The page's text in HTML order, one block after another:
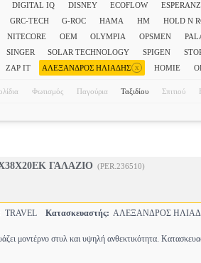
DIGITAL IQ DISNEY ECOFLOW
GRC-TECH G-ROC HAMA HM HOLD N
NITECORE OEM OLYMPIA OPSMEN
SINGER SOLAR TECHNOLOGY SPIGEN
ZAP IT ΑΛΕΞΑΝΔΡΟΣ ΗΛΙΑΔΗΣ x ΗΟΜΙΕ
Φωτισμός Παγούρια Ταξιδίου Σπιτιού
ΓΑΛΑΖΙΟ (PER.236510)
TRAVEL Κατασκευαστής: ΑΛΕΞΑΝΔΡΟΣ
μοντέρνο στυλ και υψηλή ανθεκτικότητα.